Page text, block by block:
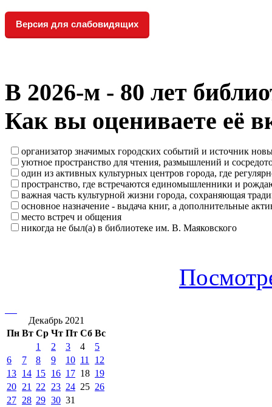
Версия для слабовидящих
В 2026‑м - 80 лет
Как вы оцениваете её
организатор значимых городских событий и источник
уютное пространство для чтения, размышлений и
один из активных культурных центров города, где
пространство, где встречаются единомышленники и
важная часть культурной жизни города, сохраняющая
основное назначение - выдача книг, а дополнительные
место встреч и общения
никогда не был(а) в библиотеке им. В. Маяковского
Декабрь 2021
Пн Вт Ср Чт Пт Сб Вс
1 2 3 4
5
6
7 8 9 10 11
12
13 14 15 16 17 18 19
20 21 22 23 24 25 26
27 28 29 30 31